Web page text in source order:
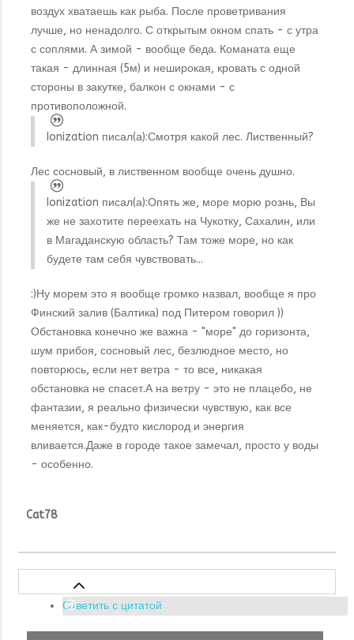
воздух хватаешь как рыба. После проветривания
лучше, но ненадолго. С открытым окном спать - с утра
с соплями. А зимой - вообще беда. Команата еще
такая - длинная (5м) и неширокая, кровать с одной
стороны в закутке, балкон с окнами - с
противоположной.
Ionization писал(а):Смотря какой лес. Лиственный?
Лес сосновый, в лиственном вообще очень душно.
Ionization писал(а):Опять же, море морю рознь, Вы
же не захотите переехать на Чукотку, Сахалин, или
в Магаданскую область? Там тоже море, но как
будете там себя чувствовать...
:)Ну морем это я вообще громко назвал, вообще я про
Финский залив (Балтика) под Питером говорил ))
Обстановка конечно же важна - "море" до горизонта,
шум прибоя, сосновый лес, безлюдное место, но
повторюсь, если нет ветра - то все, никакая
обстановка не спасет.А на ветру - это не плацебо, не
фантазии, я реально физически чувствую, как все
меняется, как-будто кислород и энергия
вливается.Даже в городе такое замечал, просто у воды
- особенно.
Cat78
Ответить с цитатой